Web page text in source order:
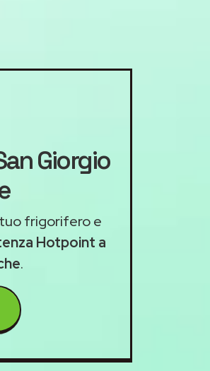
Giorgio
frigorifero e
Hotpoint a
.